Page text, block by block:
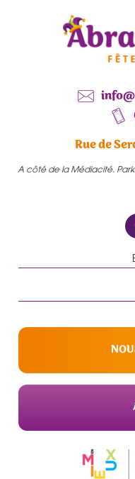
Rue de
A côté de la Médiacité.